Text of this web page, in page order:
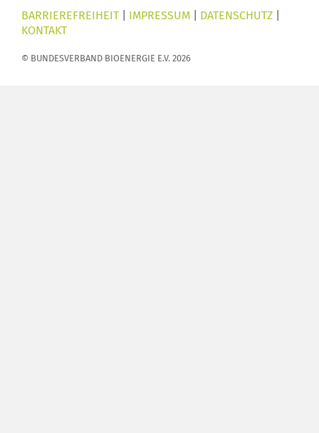
BARRIEREFREIHEIT IMPRESSUM DATENSCHUTZ
KONTAKT
© BUNDESVERBAND BIOENERGIE E.V. 2026